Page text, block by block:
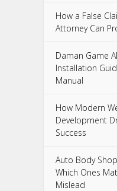
How a False
Attorney Can
Daman Game
Installation
Manual
How Modern
Development
Success
Auto Body
Which Ones
Mislead